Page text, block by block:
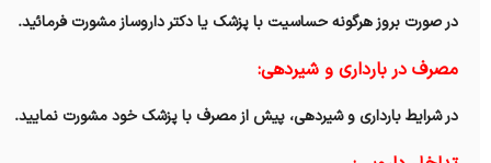
در صورت بروز هرگونه حساسیت با پزشک یا دکتر داروساز مشورت فرمائید.
مصرف در بارداری و شیردهی:
در شرایط بارداری‌ و شیردهی، پیش از مصرف با پزشک خود مشورت نمایید.